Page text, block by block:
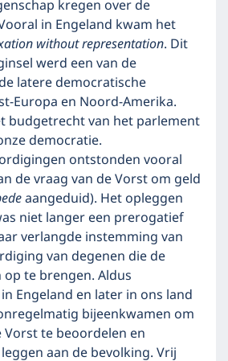
kregen over de
in Engeland kwam het
without representation. Dit
werd een van de
latere democratische
Europa en Noord-Amerika.
budgetrecht van het parlement
democratie.
ontstonden vooral
de vraag van de Vorst om geld
aangeduid). Het opleggen
niet langer een prerogatief
verlangde instemming van
van degenen die de
te brengen. Aldus
Engeland en later in ons land
bijeenkwamen om
Vorst te beoordelen en
aan de bevolking. Vrij